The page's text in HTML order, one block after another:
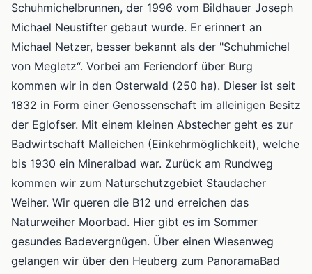
Schuhmichelbrunnen, der 1996 vom Bildhauer Joseph
Michael Neustifter gebaut wurde. Er erinnert an
Michael Netzer, besser bekannt als der "Schuhmichel
von Megletz“. Vorbei am Feriendorf über Burg
kommen wir in den Osterwald (250 ha). Dieser ist seit
1832 in Form einer Genossenschaft im alleinigen Besitz
der Eglofser. Mit einem kleinen Abstecher geht es zur
Badwirtschaft Malleichen (Einkehrmöglichkeit), welche
bis 1930 ein Mineralbad war. Zurück am Rundweg
kommen wir zum Naturschutzgebiet Staudacher
Weiher. Wir queren die B12 und erreichen das
Naturweiher Moorbad. Hier gibt es im Sommer
gesundes Badevergnügen. Über einen Wiesenweg
gelangen wir über den Heuberg zum PanoramaBad